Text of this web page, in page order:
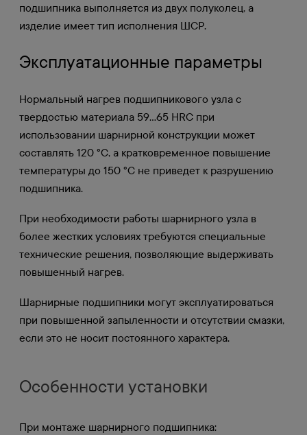
подшипника выполняется из двух полуколец, а
изделие имеет тип исполнения ШСР.
Эксплуатационные параметры
Нормальный нагрев подшипникового узла с
твердостью материала 59…65 HRC при
использовании шарнирной конструкции может
составлять 120 °С, а кратковременное повышение
температуры до 150 °С не приведет к разрушению
подшипника.
При необходимости работы шарнирного узла в
более жестких условиях требуются специальные
технические решения, позволяющие выдерживать
повышенный нагрев.
Шарнирные подшипники могут эксплуатироваться
при повышенной запыленности и отсутствии смазки,
если это не носит постоянного характера.
Особенности установки
При монтаже шарнирного подшипника: